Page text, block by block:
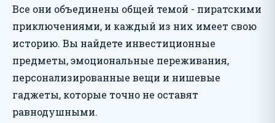
Все они объединены общей темой - пиратскими
приключениями, и каждый из них имеет свою
историю. Вы найдете инвестиционные
предметы, эмоциональные переживания,
персонализированные вещи и нишевые
гаджеты, которые точно не оставят
равнодушными.